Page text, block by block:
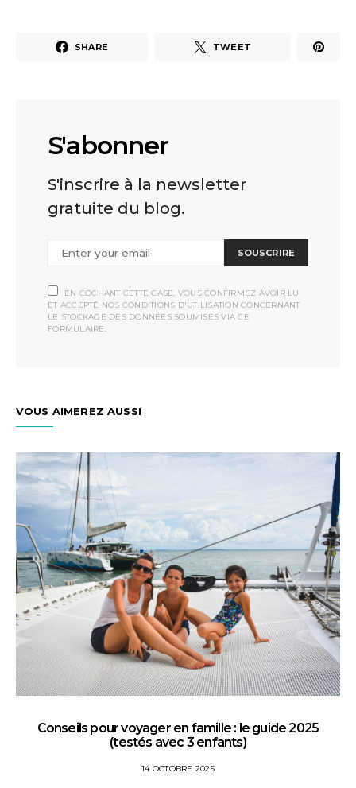
SHARE TWEET
S'abonner
S'inscrire à la newsletter
gratuite du blog.
SOUSCRIRE
EN COCHANT CETTE CASE, VOUS CONFIRMEZ AVOIR LU
ET ACCEPTÉ NOS CONDITIONS D'UTILISATION CONCERNANT
LE STOCKAGE DES DONNÉES SOUMISES VIA CE
FORMULAIRE.
VOUS AIMEREZ AUSSI
Conseils pour voyager en famille : le guide 2025
(testés avec 3 enfants)
14 OCTOBRE 2025